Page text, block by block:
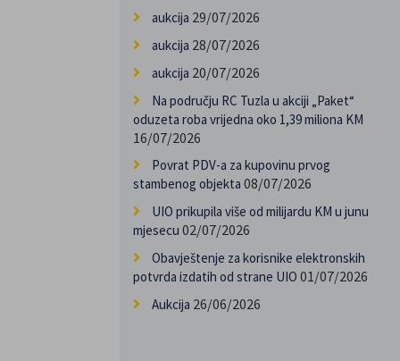
aukcija 29/07/2026
aukcija 28/07/2026
aukcija 20/07/2026
Na području RC Tuzla u akciji „Paket“
oduzeta roba vrijedna oko 1,39 miliona KM
16/07/2026
Povrat PDV-a za kupovinu prvog
stambenog objekta 08/07/2026
UIO prikupila više od milijardu KM u junu
mjesecu 02/07/2026
Obavještenje za korisnike elektronskih
potvrda izdatih od strane UIO 01/07/2026
Aukcija 26/06/2026